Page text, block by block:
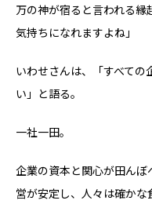
万の神が宿ると言われる
気持ちになれますよね」
いわせさんは、「すべて
い」と語る。
一社一田。
企業の資本と関心が田ん
営が安定し、人々は確かな